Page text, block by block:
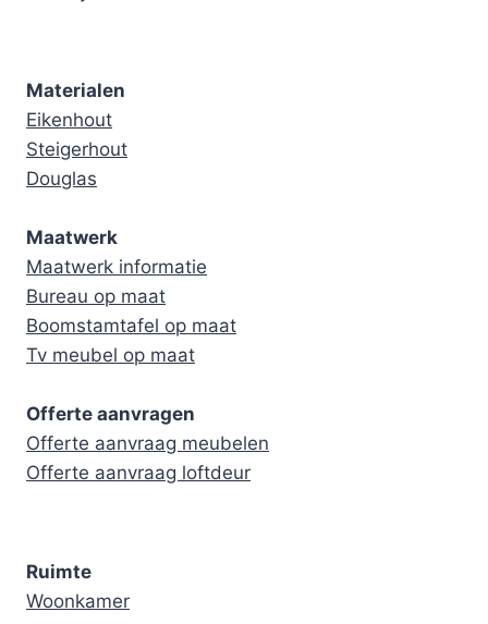
Materialen
Eikenhout
Steigerhout
Douglas
Maatwerk
Maatwerk informatie
Bureau op maat
Boomstamtafel op maat
Tv meubel op maat
Offerte aanvragen
Offerte aanvraag meubelen
Offerte aanvraag loftdeur
Ruimte
Woonkamer